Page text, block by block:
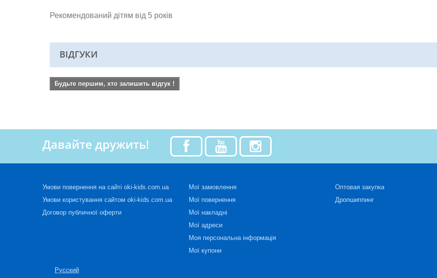
Рекомендований дітям від 5 років
ВІДГУКИ
Будьте першим, хто залишить відгук !
Давайте дружить!
Умови повернення на сайті oki-kids.com.ua
Умови користування сайтом oki-kids.com.ua
Договор публичної оферти
Мої замовлення
Мої повернення
Мої накладні
Мої адреси
Моя персональна інформація
Мої купони
Оптовая закупка
Дропшиппинг
Русский